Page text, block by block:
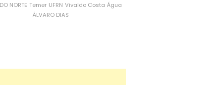
NORTE Temer UFRN Vivaldo Costa Água
ÁLVARO DIAS